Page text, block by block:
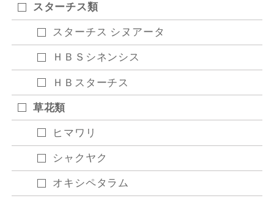
スターチス類
スターチス シヌアータ
ＨＢＳシネンシス
ＨＢスターチス
草花類
ヒマワリ
シャクヤク
オキシペタラム